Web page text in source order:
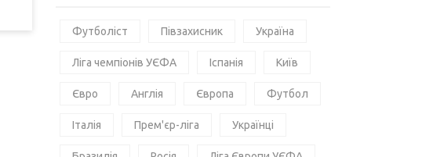
Футболіст Півзахисник Україна
Ліга чемпіонів УЄФА Іспанія Київ
Євро Англія Європа Футбол
Італія Прем'єр-ліга Українці